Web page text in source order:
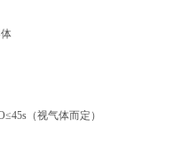
（视气体而定）